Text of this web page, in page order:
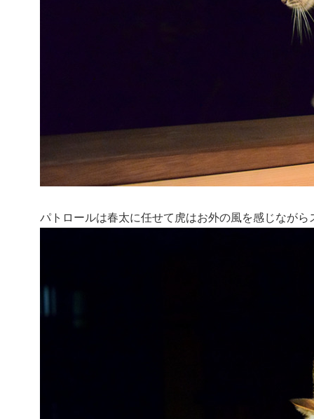
パトロールは春太に任せて虎はお外の風を感じながら